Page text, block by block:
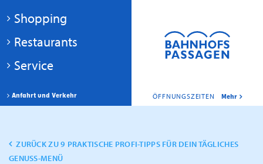
ÖFFNUNGSZEITEN Mehr
Anfahrt und Verkehr
Shopping
Restaurants
Service
ZURÜCK ZU 9 PRAKTISCHE PROFI-TIPPS FÜR DEIN TÄGLICHES
GENUSS-MENÜ